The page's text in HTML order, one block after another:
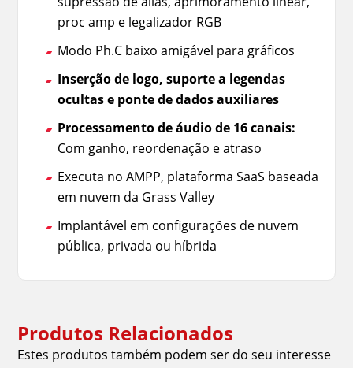
proc amp e legalizador RGB
Modo Ph.C baixo amigável para gráficos
Inserção de logo, suporte a legendas
ocultas e ponte de dados auxiliares
Processamento de áudio de 16 canais:
Com ganho, reordenação e atraso
Executa no AMPP, plataforma SaaS baseada
em nuvem da Grass Valley
Implantável em configurações de nuvem
pública, privada ou híbrida
Produtos Relacionados
Estes produtos também podem ser do seu interesse